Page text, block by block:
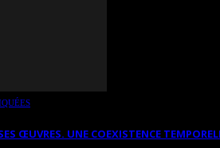
ŒUVRES. UNE COEXISTENCE